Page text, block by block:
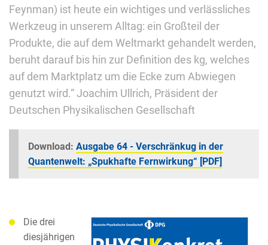
Feynman) ist heute ein wichtiges und verlässliches
Werkzeug in unserem Alltag: ein Großteil der
Produkte, die auf dem Weltmarkt gehandelt werden,
beruht darauf bis hin zur Definition des kg, welches
auf dem Marktplatz um die Ecke zum Abwiegen
genutzt wird.“ Joachim Ullrich, Präsident der
Deutschen Physikalischen Gesellschaft
Download: Ausgabe 64 - Verschränkug in der
Quantenwelt: „Spukhafte Fernwirkung“ [PDF]
Die drei
diesjährigen